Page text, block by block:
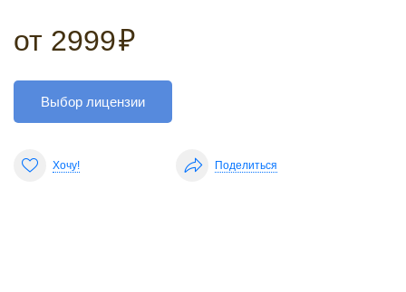
от 2999₽
Выбор лицензии
Хочу! Поделиться